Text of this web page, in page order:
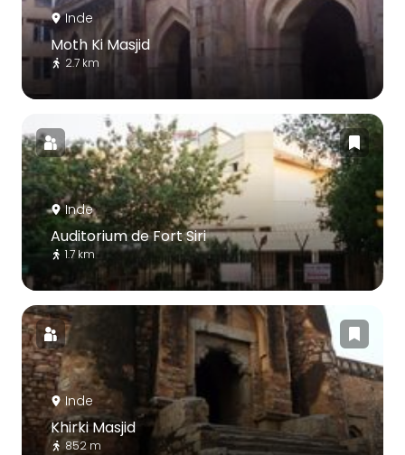
Inde
Moth Ki Masjid
2.7 km
Inde
Auditorium de Fort Siri
1.7 km
Inde
Khirki Masjid
852 m